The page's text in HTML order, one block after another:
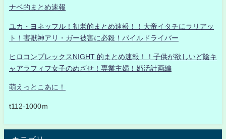
ナベ的まとめ速報
ユカ・ヨネッフル！初老的まとめ速報！！大帝イタチにラリアッ
ト！害獣神アリ・ガー被害に必殺！パイルドライバー
ヒロコンプレックスNIGHT 的まとめ速報！！子供が欲しいど陰キ
ャアラフィフ女子のめざせ！専業主婦！婚活計画編
萌えっとこあに！
t112-1000ｍ